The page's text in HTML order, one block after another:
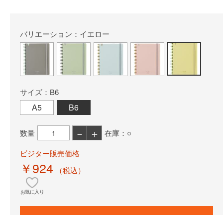
バリエーション：イエロー
サイズ：B6
A5 B6
数量 － ＋
在庫：○
ビジター販売価格
￥924 （税込）
お気に入り